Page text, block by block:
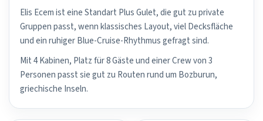
Elis Ecem ist eine Standart Plus Gulet, die gut zu private
Gruppen passt, wenn klassisches Layout, viel Decksfläche
und ein ruhiger Blue-Cruise-Rhythmus gefragt sind.
Mit 4 Kabinen, Platz für 8 Gäste und einer Crew von 3
Personen passt sie gut zu Routen rund um Bozburun,
griechische Inseln.